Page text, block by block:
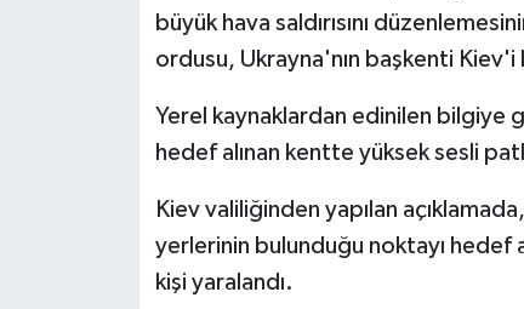
büyük hava saldırısını
ordusu, Ukrayna'nın başkenti
Yerel kaynaklardan edinilen bilgiye
hedef alınan kentte yüksek sesli
Kiev valiliğinden yapılan
yerlerinin bulunduğu noktayı hedef
kişi yaralandı.